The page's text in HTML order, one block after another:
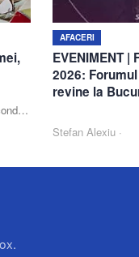
AFACERI
EVENIMENT
2026:
revine la
Stefan Alexiu·